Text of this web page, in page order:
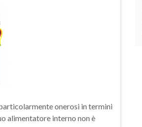
onerosi in termini
alimentatore interno non è